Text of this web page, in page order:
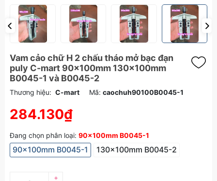
Vam cảo chữ H 2 chấu tháo mở bạc đạn
puly C-mart 90x100mm 130x100mm
B0045-1 và B0045-2
Thương hiệu: C-mart Mã: caochuh90100B0045-1
284.130₫
Đang chọn phân loại: 90x100mm B0045-1
90x100mm B0045-1 130x100mm B0045-2
+